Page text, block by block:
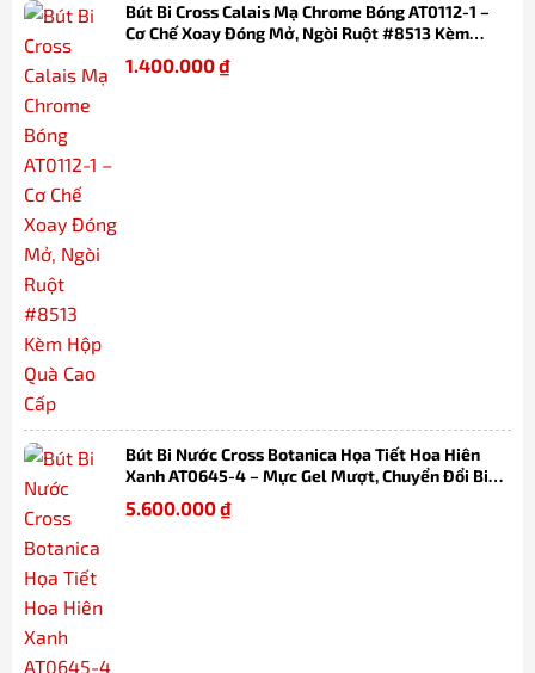
Bút Bi Cross Calais Mạ Chrome Bóng AT0112-1 –
Cơ Chế Xoay Đóng Mở, Ngòi Ruột #8513 Kèm
Hộp Quà Cao Cấp
1.400.000₫
Bút Bi Nước Cross Botanica Họa Tiết Hoa Hiên
Xanh AT0645-4 – Mực Gel Mượt, Chuyển Đổi Bi
Khô, Kèm Hộp Quà Cao Cấp
5.600.000₫